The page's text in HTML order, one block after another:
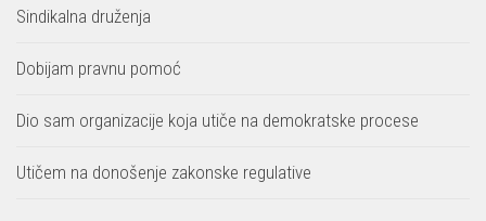
Sindikalna druženja
Dobijam pravnu pomoć
Dio sam organizacije koja utiče na demokratske procese
Utičem na donošenje zakonske regulative